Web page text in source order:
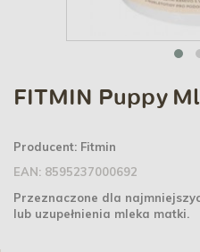
FITMIN Puppy
Producent: Fitmin
EAN: 8595237000692
Przeznaczone dla
lub uzupełnienia mleka matki.